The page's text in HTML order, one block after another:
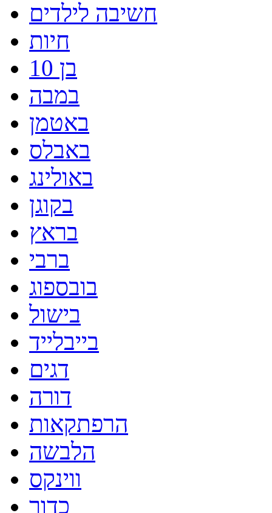
חשיבה לילדים
חיות
בן 10
במבה
באטמן
באבלס
באולינג
בקוגן
בראץ
ברבי
בובספוג
בישול
בייבלייד
דגים
דורה
הרפתקאות
הלבשה
ווינקס
כדור